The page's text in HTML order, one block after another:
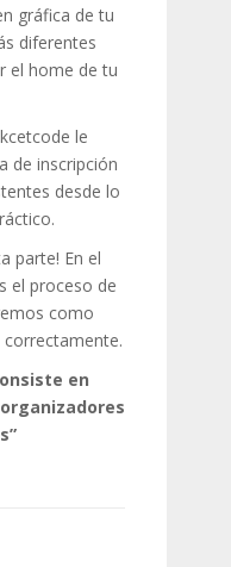
gráfica de tu
diferentes
el home de tu
le
de inscripción
desde lo
parte! En el
el proceso de
como
en